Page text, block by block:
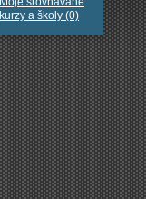
kurzy a školy (0)